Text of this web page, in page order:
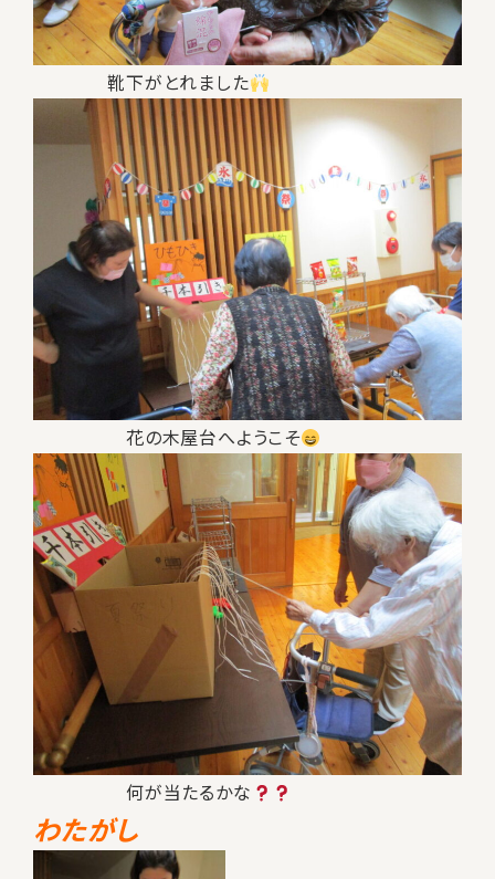
靴下がとれました
花の木屋台へようこそ
何が当たるかな
わたがし